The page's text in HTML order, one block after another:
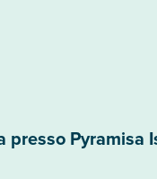
presso Pyramisa